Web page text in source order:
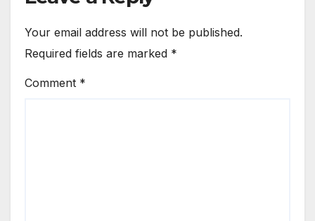
Your email address will not be published.
Required fields are marked *
Comment *